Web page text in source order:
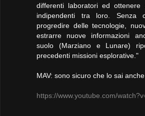
differenti laboratori ed
indipendenti tra loro. Senza
progredire delle tecnologie,
estrarre nuove informazioni
suolo (Marziano e Lunare)
precedenti missioni esplorative."
MAV: sono sicuro che lo sai
https://www.youtube.com/